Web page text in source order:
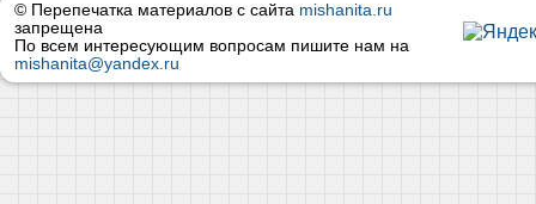
© Перепечатка материалов с сайта mishanita.ru
запрещена
По всем интересующим вопросам пишите нам на
mishanita@yandex.ru